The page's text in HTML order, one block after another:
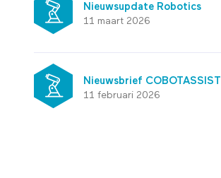
Nieuwsupdate Robotics
11 maart 2026
Nieuwsbrief COBOTASSIST
11 februari 2026